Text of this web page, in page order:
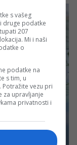
s vašeg
druge podatke
207
Mi i naši
o
podatke na
s tim, u
vezu pri
za upravljanje
privatnosti i